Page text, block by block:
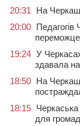
20:31
На
20:00 Педагогів
19:24 У
здавала
18:50 На
18:15
для громад